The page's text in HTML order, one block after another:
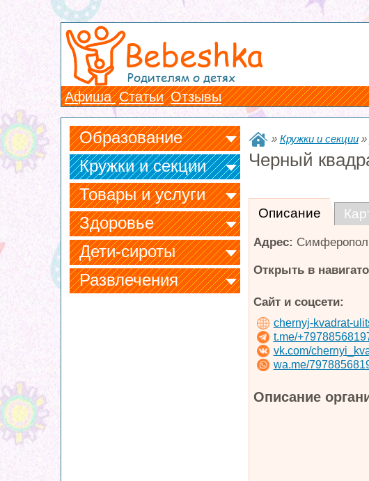
Bebeshka
Родителям о детях
Афиша Статьи Отзывы
Образование
Кружки и секции
Товары и услуги
Здоровье
Дети-сироты
Развлечения
» Кружки и секции»
Черный
Описание
Адрес:
Открыть в
Сайт и соцсети:
chernyj-kvadrat-
t.me/
vk.com/
wa.me/
Описание